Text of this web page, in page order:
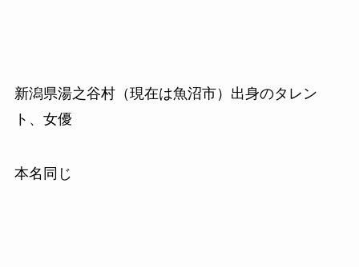
新潟県湯之谷村（現在は魚沼市）出身のタレン
ト、女優
本名同じ